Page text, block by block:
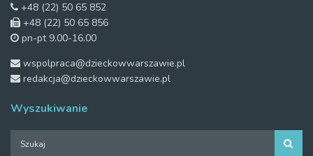
+48 (22) 50 65 852
+48 (22) 50 65 856
pn-pt 9.00-16.00
wspolpraca@dzieckowwarszawie.pl
redakcja@dzieckowwarszawie.pl
Wyszukiwanie